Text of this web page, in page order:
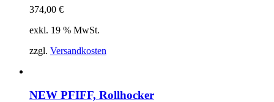
374,00 €
exkl. 19 % MwSt.
zzgl. Versandkosten
NEW PFIFF, Rollhocker